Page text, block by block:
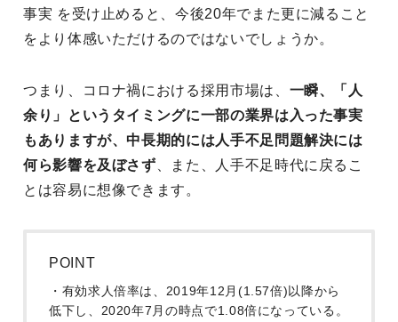
事実 を受け止めると、今後20年でまた更に減ること
をより体感いただけるのではないでしょうか。
つまり、コロナ禍における採用市場は、 一瞬、「人
余り」というタイミングに一部の業界は入った事実
もありますが、中長期的には人手不足問題解決には
何ら影響を及ぼさず 、また、人手不足時代に戻るこ
とは容易に想像できます。
POINT
・有効求人倍率は、2019年12月(1.57倍)以降から
低下し、2020年7月の時点で1.08倍になっている。